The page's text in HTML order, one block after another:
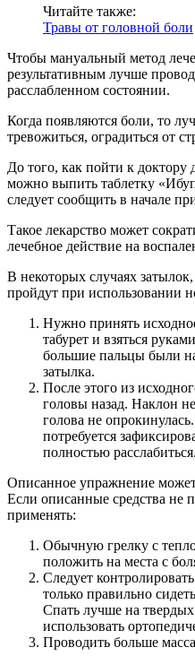
Читайте также:
Травы от головной боли
Чтобы мануальный метод
результативным лучше
расслабленном состоянии.
Когда появляются боли, то
тревожиться, оградиться от
До того, как пойти к доктору
можно выпить таблетку
следует сообщить в начале
Такое лекарство может
лечебное действие на
В некоторых случаях
пройдут при использовании
Нужно принять
табурет и взяться
большие пальцы были
затылка.
После этого из
головы назад. Наклон
голова не
потребуется
полностью расслабиться.
Описанное упражнение
Если описанные средства не
применять:
Обычную грелку с
положить на места с
Следует
только правильно
Спать лучше на
использовать
Проводить больше